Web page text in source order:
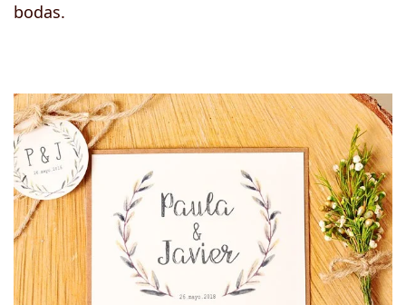
bodas.